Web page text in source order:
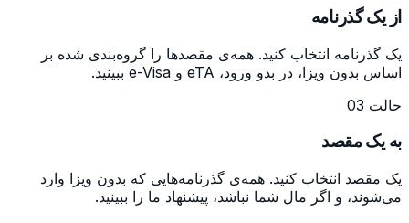
از یک گذرنامه
یک گذرنامه انتخاب کنید. همه‌ی مقصدها را گروه‌بندی شده بر
اساس بدون ویزا، در بدو ورود، eTA و e-Visa ببینید.
حالت 03
به یک مقصد
یک مقصد انتخاب کنید. همه‌ی گذرنامه‌هایی که بدون ویزا وارد
می‌شوند، و اگر مال شما نباشد، پیشنهاد ما را ببینید.